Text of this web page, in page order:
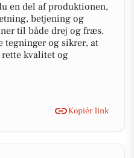
en del af produktionen,
betjening og
til både drej og fræs.
tegninger og sikrer, at
kvalitet og
Kopiér link